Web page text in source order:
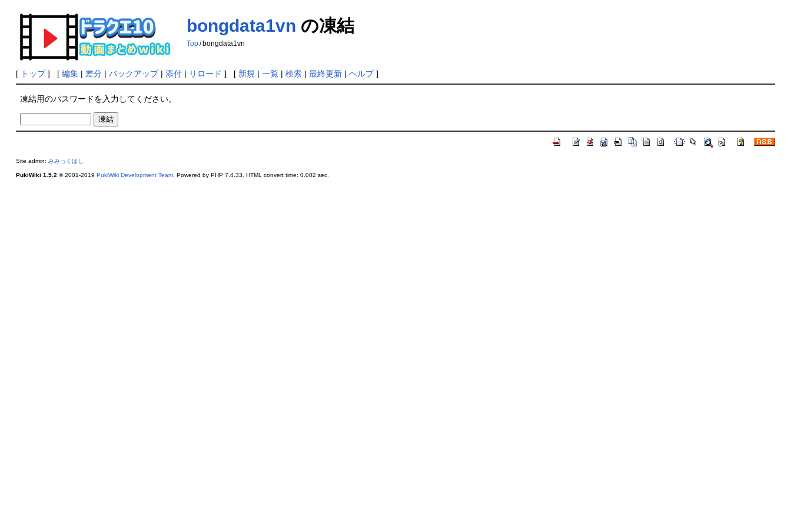
bongdata1vn の凍結
Top/ bongdata1vn
[ トップ] [ 編集| 差分| バックアップ| 添付| リロード ] [ 新規 | 一覧| 検索| 最終更新| ヘルプ]
凍結用のパスワードを入力してください。
Site admin: みみっくほし
PukiWiki 1.5.2© 2001-2019 PukiWiki Development Team. Powered by PHP 7.4.33. HTML convert time: 0.002 sec.